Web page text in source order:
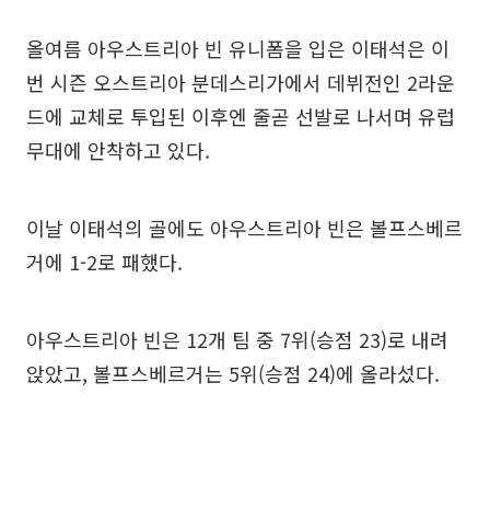
올여름 아우스트리아 빈 유니폼을 입은 이태석은 이
번 시즌 오스트리아 분데스리가에서 데뷔전인 2라운
드에 교체로 투입된 이후엔 줄곧 선발로 나서며 유럽
무대에 안착하고 있다.
이날 이태석의 골에도 아우스트리아 빈은 볼프스베르
거에 1-2로 패했다.
아우스트리아 빈은 12개 팀 중 7위(승점 23)로 내려
앉았고, 볼프스베르거는 5위(승점 24)에 올라섰다.